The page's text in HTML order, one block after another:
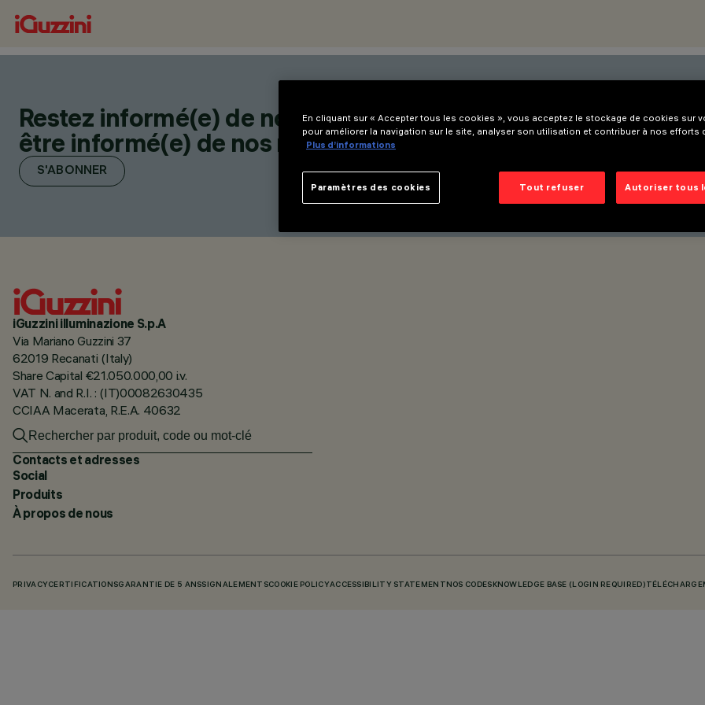
Restez informé(e) de nos dernières innovations. Abonnez-
être informé(e) de nos nouveaux produits, salons et
S'ABONNER
iGuzzini illuminazione S.p.A
Via Mariano Guzzini 37
62019 Recanati (Italy)
Share Capital €21.050.000,00 i.v.
VAT N. and R.I. : (IT)00082630435
CCIAA Macerata, R.E.A. 40632
Contacts et adresses
Social
Produits
À propos de nous
PRIVACY CERTIFICATIONSGARANTIE DE 5 ANSSIGNALEMENTSCOOKIE POLICYACCESSIBILITY STATEMENT NOS CODES KNOWLEDGE BASE (LOGIN REQUIRED)
En cliquant sur « Accepter tous les cookies », vous acceptez le stockage de cookies sur
pour améliorer la navigation sur le site, analyser son utilisation et contribuer à nos efforts
Plus d’informations
Tout refuser Autoriser tous
Paramètres des cookies